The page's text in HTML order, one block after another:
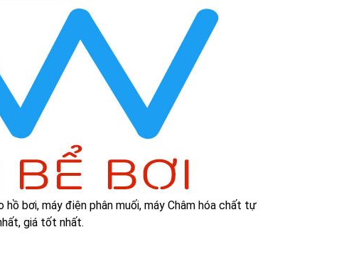
bơi, máy điện phân muối, máy Châm hóa chất tự
giá tốt nhất.